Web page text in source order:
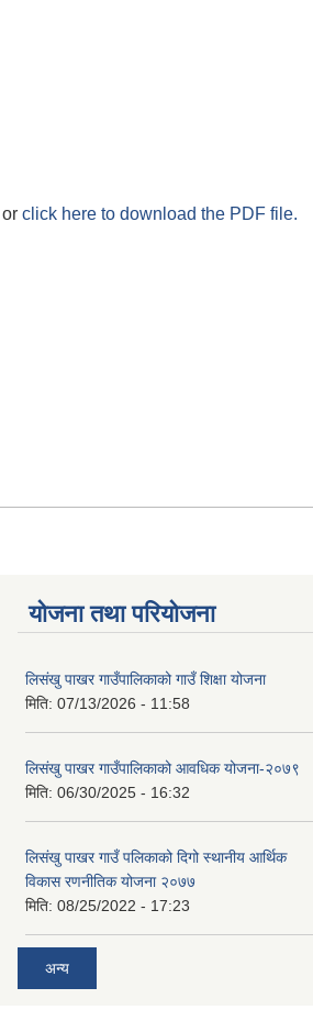
or click here to download the PDF file.
योजना तथा परियोजना
लिसंखु पाखर गाउँपालिकाको गाउँ शिक्षा योजना
मिति: 07/13/2026 - 11:58
लिसंखु पाखर गाउँपालिकाको आवधिक योजना-२०७९
मिति: 06/30/2025 - 16:32
लिसंखु पाखर गाउँ पलिकाको दिगो स्थानीय आर्थिक
विकास रणनीतिक योजना २०७७
मिति: 08/25/2022 - 17:23
अन्य